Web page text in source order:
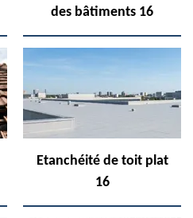
des bâtiments 16
Etanchéité de toit plat
16